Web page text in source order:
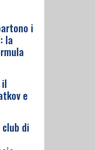
i
la
e
di